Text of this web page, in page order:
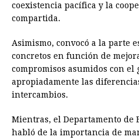
coexistencia pacífica y la
compartida.
Asimismo, convocó a la parte
concretos en función de
compromisos asumidos con el
apropiadamente las
intercambios.
Mientras, el Departamento de
habló de la importancia de